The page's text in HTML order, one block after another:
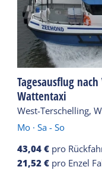
Tagesausflug
Wattentaxi
West-Terschelling,
Mo ·Sa - So
43,04 € pro
21,52 € pro Enzel